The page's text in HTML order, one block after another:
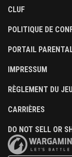
CLUF
POLITIQUE DE
PORTAIL
IMPRESSUM
RÈGLEMENT DU
CARRIÈRES
DO NOT SELL OR